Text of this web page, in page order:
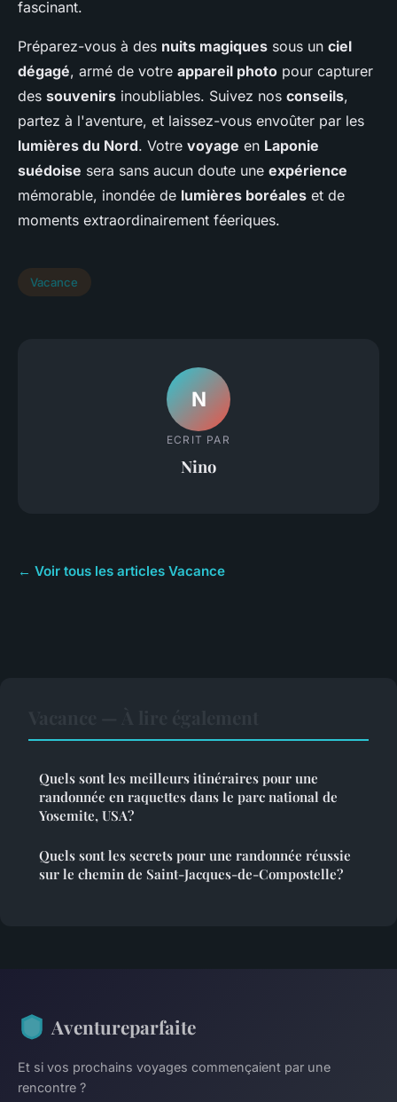
fascinant.
Préparez-vous à des nuits magiques sous un ciel
dégagé, armé de votre appareil photo pour capturer
des souvenirs inoubliables. Suivez nos conseils,
partez à l'aventure, et laissez-vous envoûter par les
lumières du Nord. Votre voyage en Laponie
suédoise sera sans aucun doute une expérience
mémorable, inondée de lumières boréales et de
moments extraordinairement féeriques.
Vacance
N
ECRIT PAR
Nino
← Voir tous les articles Vacance
Quels sont les meilleurs itinéraires pour une
randonnée en raquettes dans le parc national de
Yosemite, USA?
Quels sont les secrets pour une randonnée réussie
sur le chemin de Saint-Jacques-de-Compostelle?
Aventureparfaite
Et si vos prochains voyages commençaient par une
rencontre ?